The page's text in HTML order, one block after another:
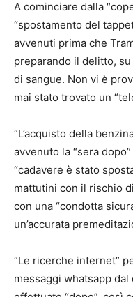
A cominciare dalla
“spostamento del
avvenuti prima che
preparando il delitto,
di sangue. Non vi è
mai stato trovato un
“L’acquisto della
avvenuto la “sera
“cadavere è stato
mattutini con il rischio
con una “condotta
un’accurata
“Le ricerche internet”
messaggi whatsapp